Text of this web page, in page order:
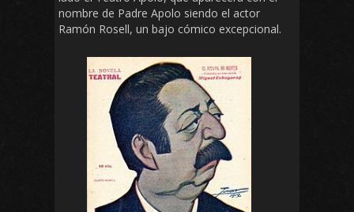
nombre de Padre Apolo siendo el actor
Ramón Rosell, un bajo cómico excepcional.